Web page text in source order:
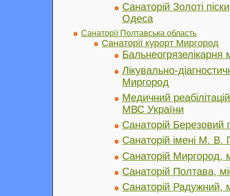
Санаторій Золоті
Одеса
Санаторії Полтавська область
Санаторії курорт Миргород
Бальнеогрязелікарня
Лікувально-
Миргород
Медичний
МВС України
Санаторій
Санаторій імені М. В.
Санаторій Миргород,
Санаторій Полтава,
Санаторій Радужний,